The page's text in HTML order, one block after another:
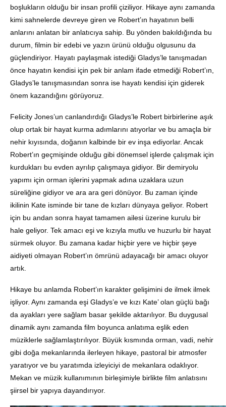
boşlukların olduğu bir insan profili çiziliyor. Hikaye aynı zamanda
kimi sahnelerde devreye giren ve Robert’ın hayatının belli
anlarını anlatan bir anlatıcıya sahip. Bu yönden bakıldığında bu
durum, filmin bir edebi ve yazın ürünü olduğu olgusunu da
güçlendiriyor. Hayatı paylaşmak istediği Gladys’le tanışmadan
önce hayatın kendisi için pek bir anlam ifade etmediği Robert’ın,
Gladys’le tanışmasından sonra ise hayatı kendisi için giderek
önem kazandığını görüyoruz.
Felicity Jones’un canlandırdığı Gladys’le Robert birbirlerine aşık
olup ortak bir hayat kurma adımlarını atıyorlar ve bu amaçla bir
nehir kıyısında, doğanın kalbinde bir ev inşa ediyorlar. Ancak
Robert’ın geçmişinde olduğu gibi dönemsel işlerde çalışmak için
kurdukları bu evden ayrılıp çalışmaya gidiyor. Bir demiryolu
yapımı için orman işlerini yapmak adına uzaklara uzun
süreliğine gidiyor ve ara ara geri dönüyor. Bu zaman içinde
ikilinin Kate isminde bir tane de kızları dünyaya geliyor. Robert
için bu andan sonra hayat tamamen ailesi üzerine kurulu bir
hale geliyor. Tek amacı eşi ve kızıyla mutlu ve huzurlu bir hayat
sürmek oluyor. Bu zamana kadar hiçbir yere ve hiçbir şeye
aidiyeti olmayan Robert’ın ömrünü adayacağı bir amacı oluyor
artık.
Hikaye bu anlamda Robert’ın karakter gelişimini de ilmek ilmek
işliyor. Aynı zamanda eşi Gladys’e ve kızı Kate’ olan güçlü bağı
da ayakları yere sağlam basar şekilde aktarılıyor. Bu duygusal
dinamik aynı zamanda film boyunca anlatıma eşlik eden
müziklerle sağlamlaştırılıyor. Büyük kısmında orman, vadi, nehir
gibi doğa mekanlarında ilerleyen hikaye, pastoral bir atmosfer
yaratıyor ve bu yaratımda izleyiciyi de mekanlara odaklıyor.
Mekan ve müzik kullanımının birleşimiyle birlikte film anlatısını
şiirsel bir yapıya dayandırıyor.